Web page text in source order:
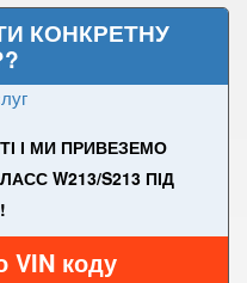
КОНКРЕТНУ
І МИ ПРИВЕЗЕМО
W213/S213 ПІД
VIN коду